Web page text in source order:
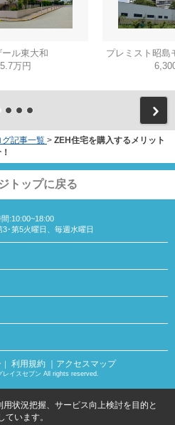
ール東大和
5.7万円
プレミスト昭島
グ記事一覧 > ZEH住宅を購入するメリット
トップに戻る
:10:00~18:00
3･第5火曜日、毎週水曜日
利用規約 ｜アクセスマップ
レイスセブン All rights reserved.
状況把握、サービス向上検討を目的と
います。